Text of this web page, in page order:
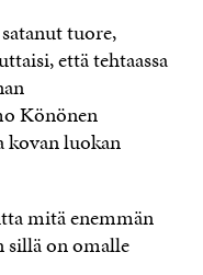
tuore,
että tehtaassa
Könönen
kovan luokan
mitä enemmän
sillä on omalle